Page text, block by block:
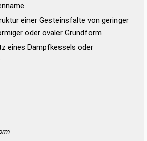
einer Gesteinsfalte von geringer
oder ovaler Grundform
eines Dampfkessels oder